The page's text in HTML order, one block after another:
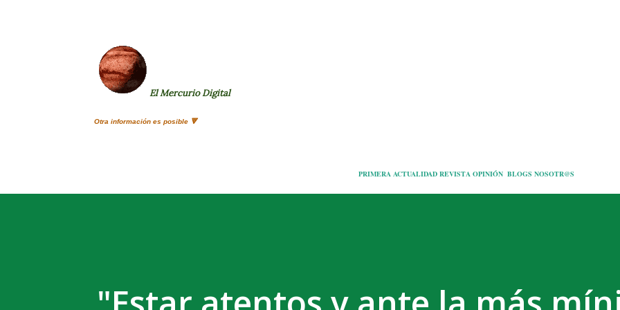
El Mercurio Digital
Otra información es posible 🔻
PRIMERA ACTUALIDAD REVISTA OPINIÓN BLOGS NOSOTR@S